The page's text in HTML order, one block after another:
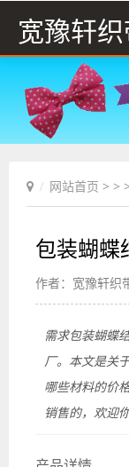
宽豫轩
网站首页 > > >
包装蝴蝶
作者：宽豫轩织
需求包装蝴蝶
厂。本文是关
哪些材料的价
销售的，欢迎